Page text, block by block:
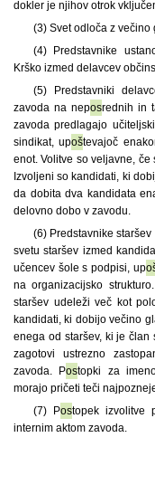
dokler je njihov otrok
(3) Svet odloča z večino
(4) Predstavnike
Krško izmed delavcev
(5) Predstavniki
zavoda na neposrednih in
zavoda predlagajo
sindikat, upoštevajoč
enot. Volitve so veljavne,
Izvoljeni so kandidati, ki
da dobita dva kandidata
delovno dobo v zavodu.
(6) Predstavnike
svetu staršev izmed
učencev šole s podpisi, up
na organizacijsko
staršev udeleži več kot
kandidati, ki dobijo večino
enega od staršev, ki je član
zagotovi ustrezno
zavoda. Postopki za
morajo pričeti teči
(7) Postopek izvolitve
internim aktom zavoda.